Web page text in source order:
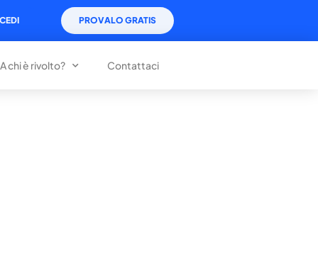
PROVALO GRATIS
A chi è rivolto? Contattaci